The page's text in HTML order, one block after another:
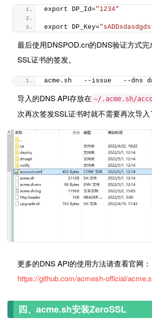
export DP_Id="1234"
export DP_Key=
最后使用DNSPOD.cn的DNS验证方式完
SSL证书的签发。
acme. sh
--issue   --dns
导入的DNS API存放在 ~/.acme.sh/
次再次签发SSL证书时就不需要再次导入
更多的DNS API的使用方法请查看官网：
https://github.com/acmesh-official/
四、acme.sh安装ZeroSSL